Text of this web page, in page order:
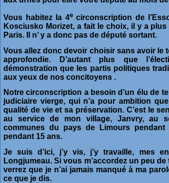
Vous habitez la 4ecirconscription de
Kosciusko Morizet, a fait le choix, il y a
Paris. Il n’ y a donc pas de député sortant.
Vous allez donc devoir choisir sans avoir le
approfondie. D’autant plus que
démonstration que les partis politiques
aux yeux de nos concitoyens .
Notre circonscription a besoin d’un élu de
judiciaire vierge, qui n’a pour ambition
qualité de vie et sa préservation. C’est le
au service de mon village, Janvry, au
communes du pays de Limours
pendant 15 ans.
Je suis d’ici, j’y vis, j’y travaille, mes
Longjumeau. Si vous m’accordez un peu
verrez que je n’ai jamais manqué à ma
ce que je dis.